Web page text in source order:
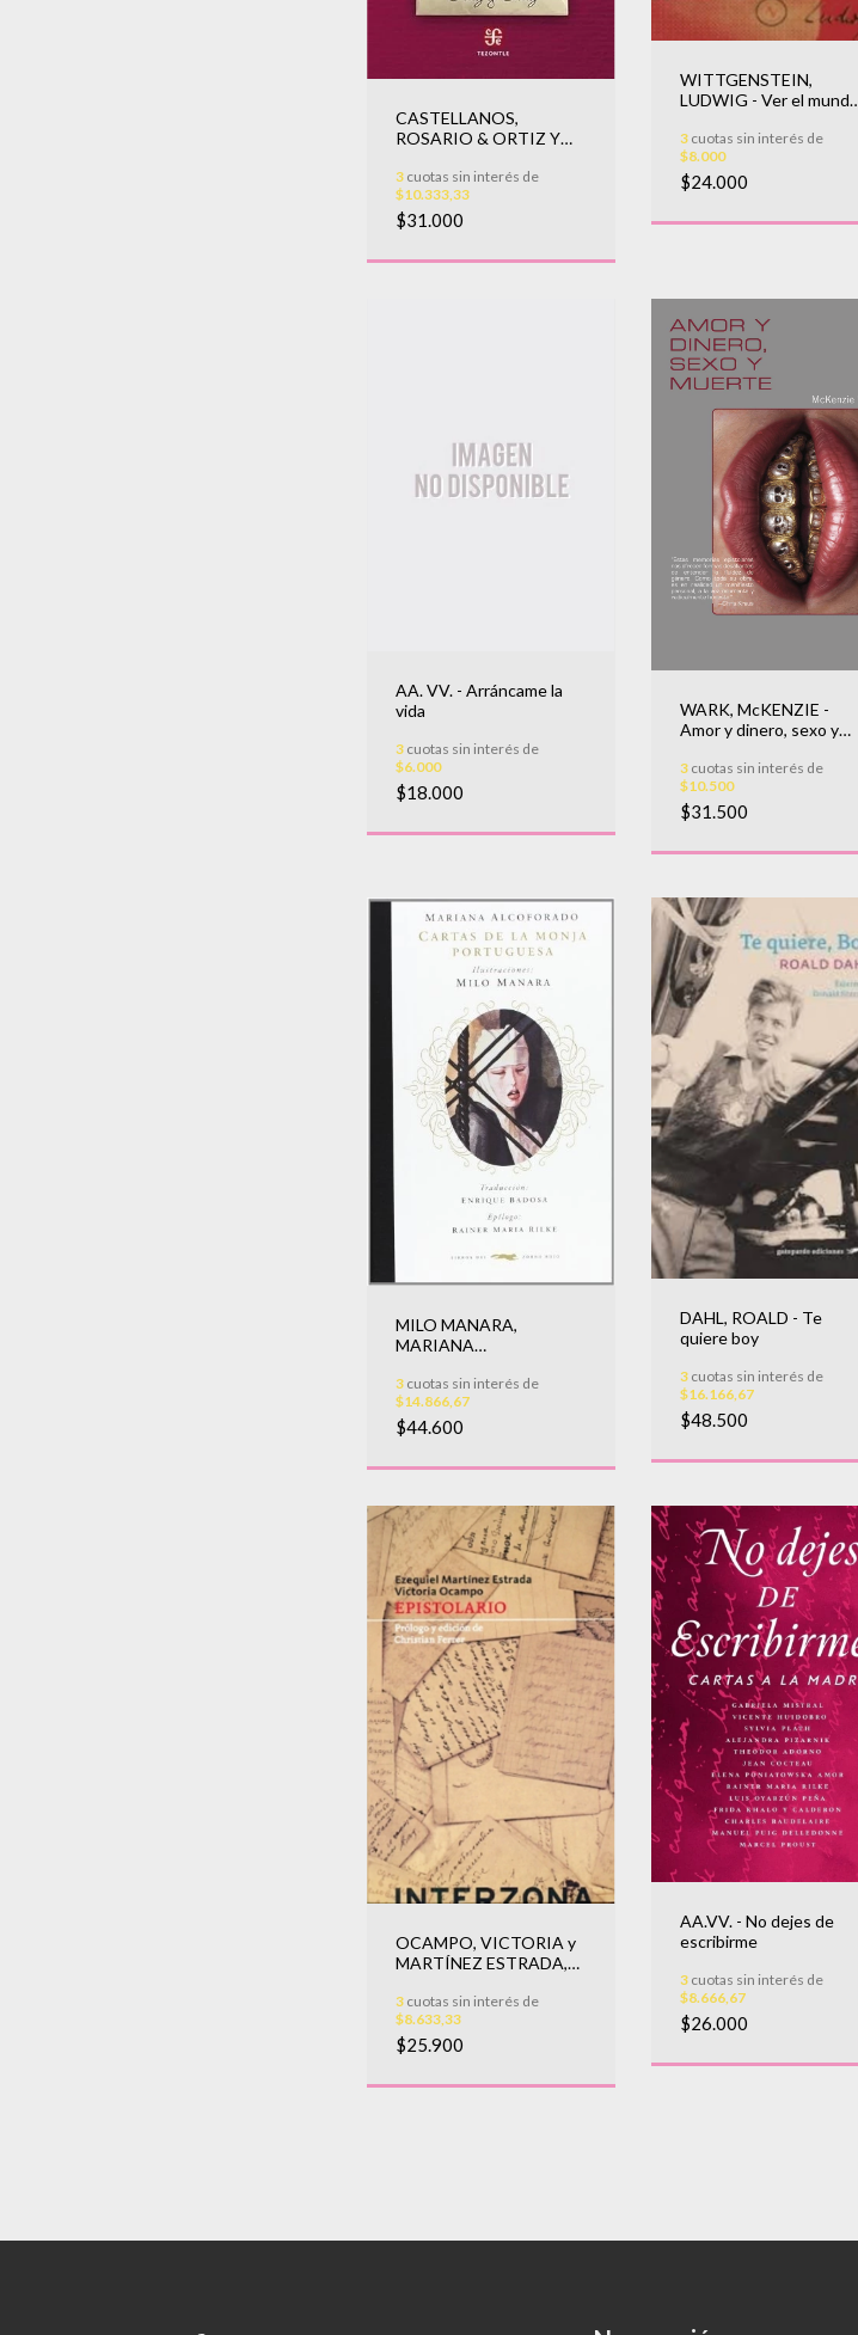
CASTELLANOS,
ROSARIO & ORTIZ Y
encontradas (1966-1974)
3 cuotas sin interés de
$10.333,33
$31.000
WITTGENSTEIN,
LUDWIG - Ver el mundo
3cuotas sin interés de
$8.000
$24.000
AA. VV. - Arráncame la
vida
3 cuotas sin interés de
$6.000
$18.000
WARK, McKENZIE -
Amor y dinero, sexo y
3cuotas sin interés de
$10.500
$31.500
MILO MANARA,
MARIANA
CARTAS DE LA MONJA
PORTUGUESA
3 cuotas sin interés de
$14.866,67
$44.600
DAHL, ROALD - Te
quiere boy
3cuotas sin interés de
$16.166,67
$48.500
OCAMPO, VICTORIA y
MARTÍNEZ ESTRADA,
3 cuotas sin interés de
$8.633,33
$25.900
AA.VV. - No dejes de
escribirme
3cuotas sin interés de
$8.666,67
$26.000